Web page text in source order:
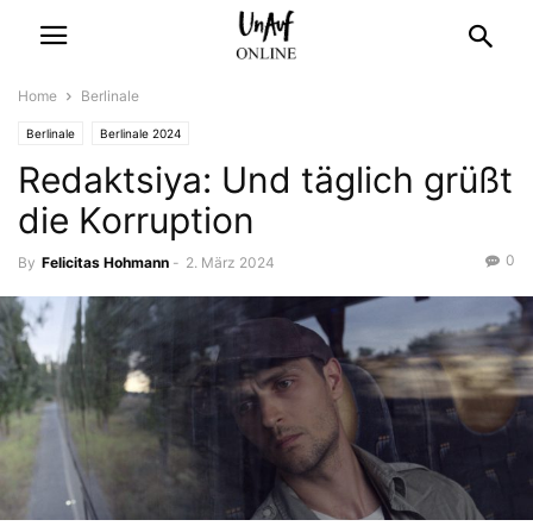
Home Berlinale
Berlinale Berlinale 2024
Redaktsiya: Und täglich grüßt
die Korruption
By Felicitas Hohmann - 2. März 2024 0